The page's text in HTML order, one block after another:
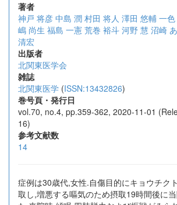
著者
神戸 将彦 中島 潤 村田 将人 澤田 悠輔 一
嶋 尚生 福島 一憲 荒巻 裕斗 河野 慧 沼崎
清宏
出版者
北関東医学会
雑誌
北関東医学 (ISSN:13432826)
巻号頁・発行日
vol.70, no.4, pp.359-362, 2020-11-01
16)
参考文献数
14
症例は30歳代,女性.自傷目的にキョウチク
取し,増悪する嘔気のため摂取19時間後に